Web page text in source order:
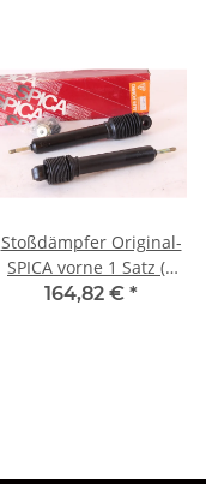
Stoßdämpfer Original-
SPICA vorne 1 Satz (2
Stück) NEU 105/115
164,82 € *